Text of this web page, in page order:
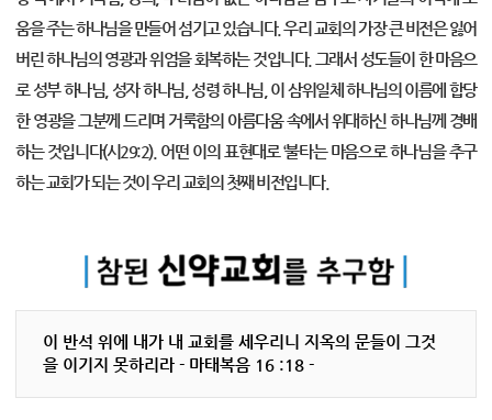
움을 주는 하나님을 만들어 섬기고 있습니다. 우리 교회의 가장 큰 비전은 잃어
버린 하나님의 영광과 위엄을 회복하는 것입니다. 그래서 성도들이 한 마음으
로 성부 하나님, 성자 하나님, 성령 하나님, 이 삼위일체 하나님의 이름에 합당
한 영광을 그분께 드리며 거룩함의 아름다움 속에서 위대하신 하나님께 경배
하는 것입니다(시29:2). 어떤 이의 표현대로 ‘불타는 마음으로 하나님을 추구
하는 교회’가 되는 것이 우리 교회의 첫째 비전입니다.
이 반석 위에 내가 내 교회를 세우리니 지옥의 문들이 그것
을 이기지 못하리라 - 마태복음 16 :18 -